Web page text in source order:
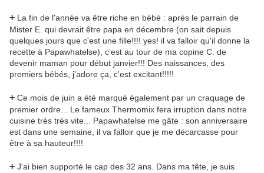
+ La fin de l'année va être riche en bébé : après le parrain de
Mister E. qui devrait être papa en décembre (on sait depuis
quelques jours que c'est une fille!!!! yes! il va falloir qu'il donne la
recette à Papawhatelse), c'est au tour de ma copine C. de
devenir maman pour début janvier!!! Des naissances, des
premiers bébés, j'adore ça, c'est excitant!!!!!
+ Ce mois de juin a été marqué également par un craquage de
premier ordre... Le fameux Thermomix fera irruption dans notre
cuisine très très vite... Papawhatelse me gâte : son anniversaire
est dans une semaine, il va falloir que je me décarcasse pour
être à sa hauteur!!!!
+ J'ai bien supporté le cap des 32 ans. Dans ma tête, je suis